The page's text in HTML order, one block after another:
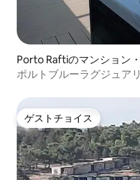
Porto Raftiのマンション
ポルトブルーラグジュア
ゲストチョイス
ゲストチョイス